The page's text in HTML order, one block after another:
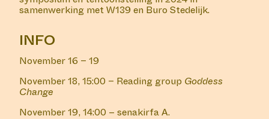
samenwerking met W139 en Buro Stedelijk.
INFO
November 16 – 19
November 18, 15:00 – Reading group Goddess
Change
November 19, 14:00 – senakirfa A.